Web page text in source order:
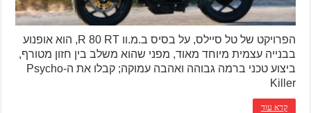
הפרויקט של טל סיילס, על בסיס ב.מ.וו R 80 RT, הוא אופנוע
בבנייה עצמית מיוחד מאוד, מפני שהוא משלב בין חזון מטורף,
ביצוע טכני ברמה גבוהה ואהבה עמוקה; קבלו את ה-Psycho
Killer
קרא עוד